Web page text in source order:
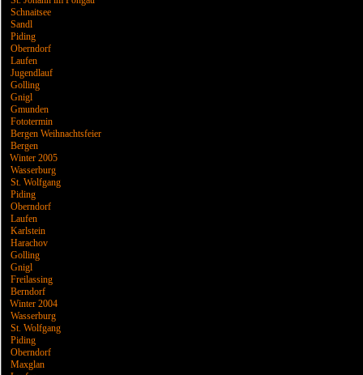
Schnaitsee
Sandl
Piding
Oberndorf
Laufen
Jugendlauf
Golling
Gnigl
Gmunden
Fototermin
Bergen Weihnachtsfeier
Bergen
Winter 2005
Wasserburg
St. Wolfgang
Piding
Oberndorf
Laufen
Karlstein
Harachov
Golling
Gnigl
Freilassing
Berndorf
Winter 2004
Wasserburg
St. Wolfgang
Piding
Oberndorf
Maxglan